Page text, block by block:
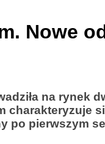
Nowe
na rynek
charakteryzuje
po pierwszym